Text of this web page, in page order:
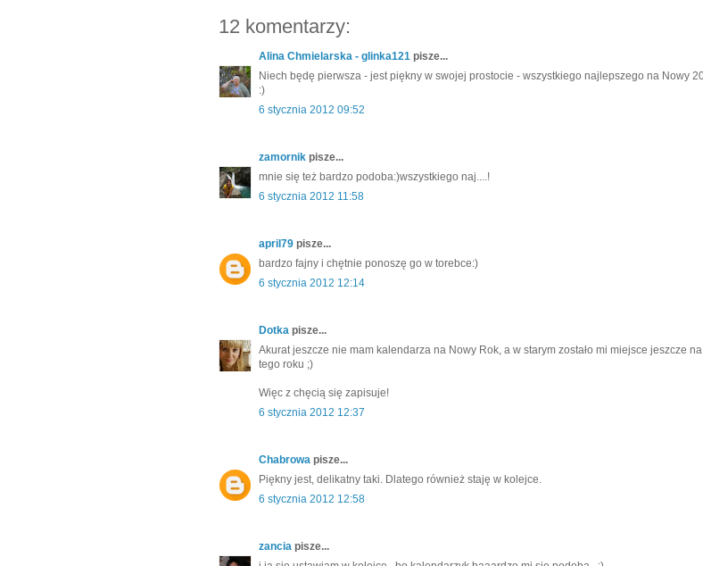
12 komentarzy:
Alina Chmielarska - glinka121 pisze...
Niech będę pierwsza - jest piękny w swojej prostocie - wszystkiego najlepszego na Nowy
:)
6 stycznia 2012 09:52
zamornik pisze...
mnie się też bardzo podoba:)wszystkiego naj....!
6 stycznia 2012 11:58
april79 pisze...
bardzo fajny i chętnie ponoszę go w torebce:)
6 stycznia 2012 12:14
Dotka pisze...
Akurat jeszcze nie mam kalendarza na Nowy Rok, a w starym zostało mi miejsce jeszcze
tego roku ;)
Więc z chęcią się zapisuje!
6 stycznia 2012 12:37
Chabrowa pisze...
Piękny jest, delikatny taki. Dlatego również staję w kolejce.
6 stycznia 2012 12:58
zancia pisze...